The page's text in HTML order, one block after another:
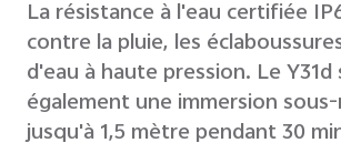
La résistance à l'eau certifiée
contre la pluie, les
d'eau à haute pression. Le
également une immersion
jusqu'à 1,5 mètre pendant 30